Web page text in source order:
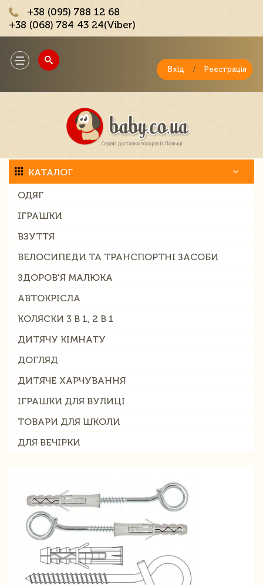
+38 (095) 788 12 68
+38 (068) 784 43 24(Viber)
Toggle
navigation
Вхід / Реєстрація
КАТАЛОГ
ОДЯГ
ІГРАШКИ
ВЗУТТЯ
ВЕЛОСИПЕДИ ТА ТРАНСПОРТНІ ЗАСОБИ
ЗДОРОВ'Я МАЛЮКА
АВТОКРІСЛА
КОЛЯСКИ 3 В 1, 2 В 1
ДИТЯЧУ КІМНАТУ
ДОГЛЯД
ДИТЯЧЕ ХАРЧУВАННЯ
ІГРАШКИ ДЛЯ ВУЛИЦІ
ТОВАРИ ДЛЯ ШКОЛИ
ДЛЯ ВЕЧІРКИ